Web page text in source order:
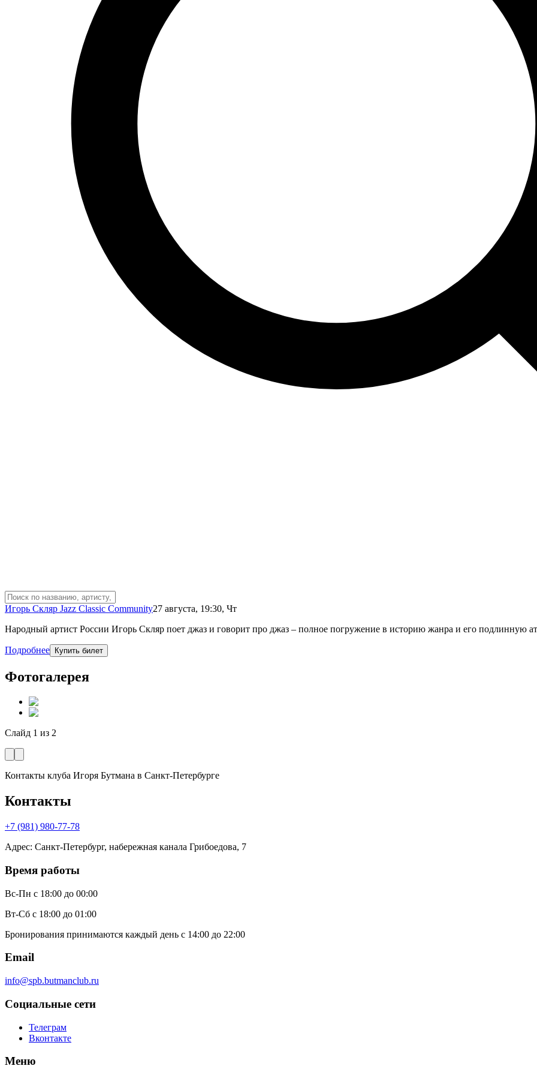
Игорь Скляр Jazz Classic Community27 августа, 19:30, Чт
Народный артист России Игорь Скляр поет джаз и говорит про джаз – полное погружение в историю жанра и его подлинную
Подробнее Купить билет
Фотогалерея
Слайд 1 из 2
Контакты клуба Игоря Бутмана в Санкт-Петербурге
Контакты
+7 (981) 980-77-78
Адрес: Санкт-Петербург, набережная канала Грибоедова, 7
Время работы
Вс-Пн с 18:00 до 00:00
Вт-Сб с 18:00 до 01:00
Бронирования принимаются каждый день с 14:00 до 22:00
Email
info@spb.butmanclub.ru
Социальные сети
Телеграм
Вконтакте
Меню